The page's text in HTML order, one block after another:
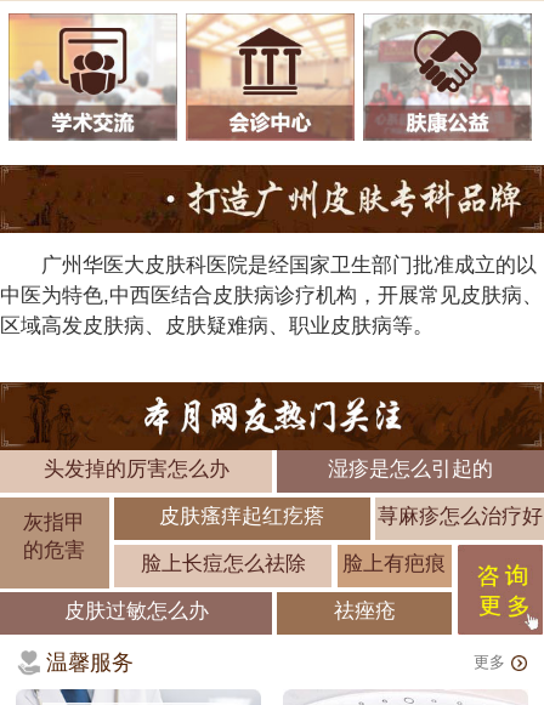
广州华医大皮肤科医院是经国家卫生部门批准成立的以
中医为特色,中西医结合皮肤病诊疗机构，开展常见皮肤病、
区域高发皮肤病、皮肤疑难病、职业皮肤病等。
头发掉的厉害怎么办 湿疹是怎么引起的
灰指甲
的危害
皮肤瘙痒起红疙瘩 荨麻疹怎么治疗好
脸上长痘怎么祛除 脸上有疤痕
皮肤过敏怎么办 祛痤疮
温馨服务 更多